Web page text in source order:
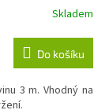
Skladem
Do košíku
3 m. Vhodný na